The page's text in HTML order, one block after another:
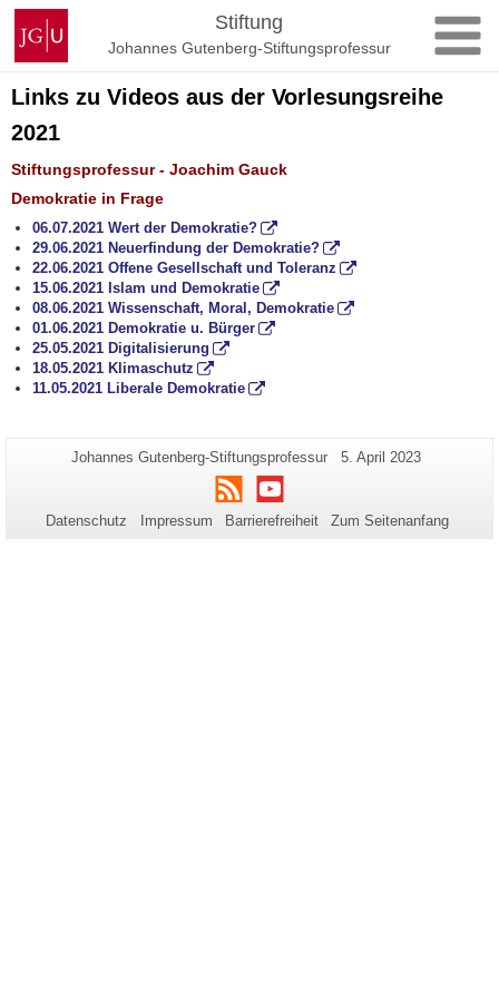
Zum
Inhalt
springen
Johannes
Gutenberg-
Universität
Mainz
Stiftung
Johannes Gutenberg-Stiftungsprofessur
Links zu Videos aus der Vorlesungsreihe
2021
Stiftungsprofessur - Joachim Gauck
Demokratie in Frage
06.07.2021 Wert der Demokratie?
29.06.2021 Neuerfindung der Demokratie?
22.06.2021 Offene Gesellschaft und Toleranz
15.06.2021 Islam und Demokratie
08.06.2021 Wissenschaft, Moral, Demokratie
01.06.2021 Demokratie u. Bürger
25.05.2021 Digitalisierung
18.05.2021 Klimaschutz
11.05.2021 Liberale Demokratie
Zusätzliche
Informationen
zu
dieser
Seiten-
Johannes Gutenberg-Stiftungsprofessur
Letzte
5. April 2023
RSS Youtube
Datenschutz Impressum Barrierefreiheit Zum Seitenanfang